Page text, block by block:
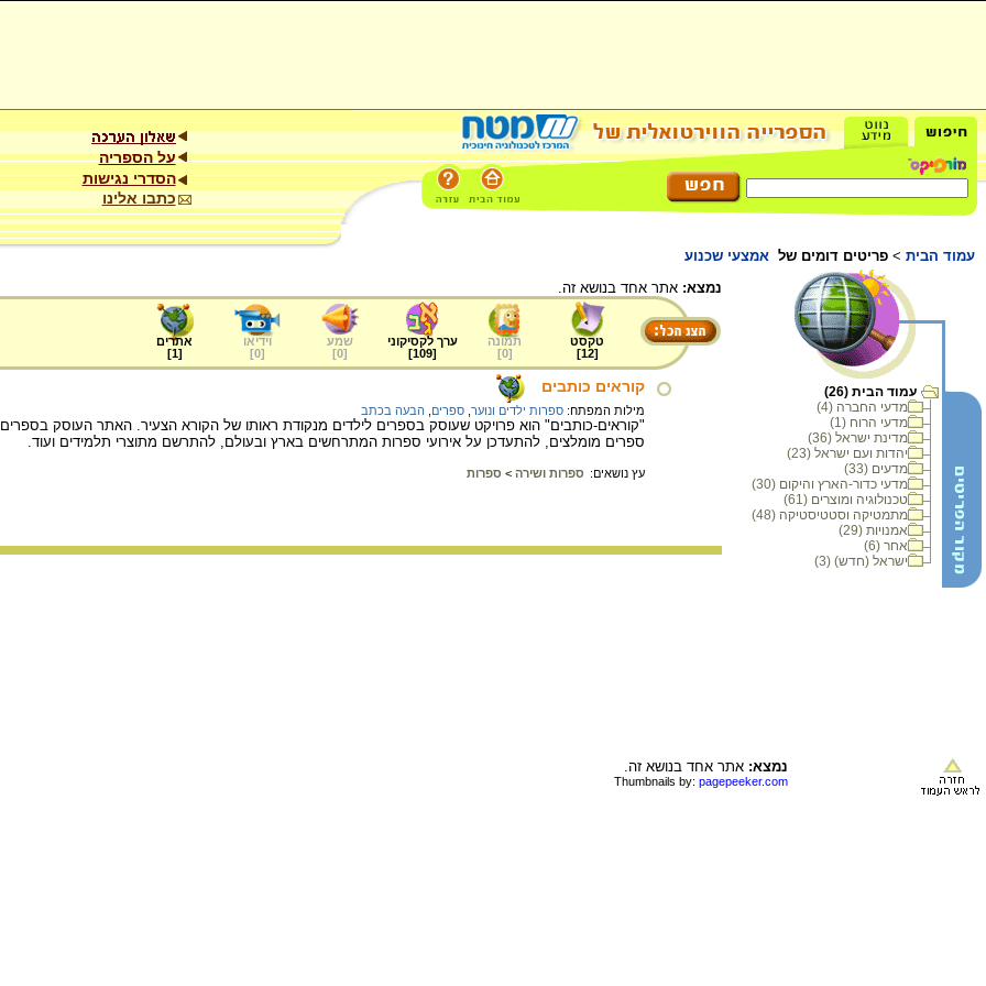
על הספריה
הסדרי נגישות
כתבו אלינו
עמוד הבית > פריטים דומים של אמצעי שכנוע
עמוד הבית (26)
מדעי החברה (4)
מדעי הרוח (1)
מדינת ישראל (36)
יהדות ועם ישראל (23)
מדעים (33)
מדעי כדור-הארץ והיקום (30)
טכנולוגיה ומוצרים (61)
מתמטיקה וסטטיסטיקה (48)
אמנויות (29)
אחר (6)
ישראל (חדש) (3)
נמצא: אתר אחד בנושא זה.
טקסט
[
12
]
תמונה
[
0
]
ערך לקסיקוני
[
109
]
שמע
[
0
]
וידיאו
[
0
]
אתרים
[
1
]
קוראים כותבים
מילות המפתח: ספרות ילדים ונוער ספרים הבעה בכתב
"קוראים-כותבים" הוא פרויקט שעוסק בספרים לילדים מנקודת ראותו של הקורא הצעיר. האתר העוסק
ספרים מומלצים, להתעדכן על אירועי ספרות המתרחשים בארץ ובעולם, להתרשם מתוצרי תלמידים ועוד.
עץ נושאים: ספרות ושירה > ספרות
נמצא: אתר אחד בנושא זה.
Thumbnails by: pagepeeker.com